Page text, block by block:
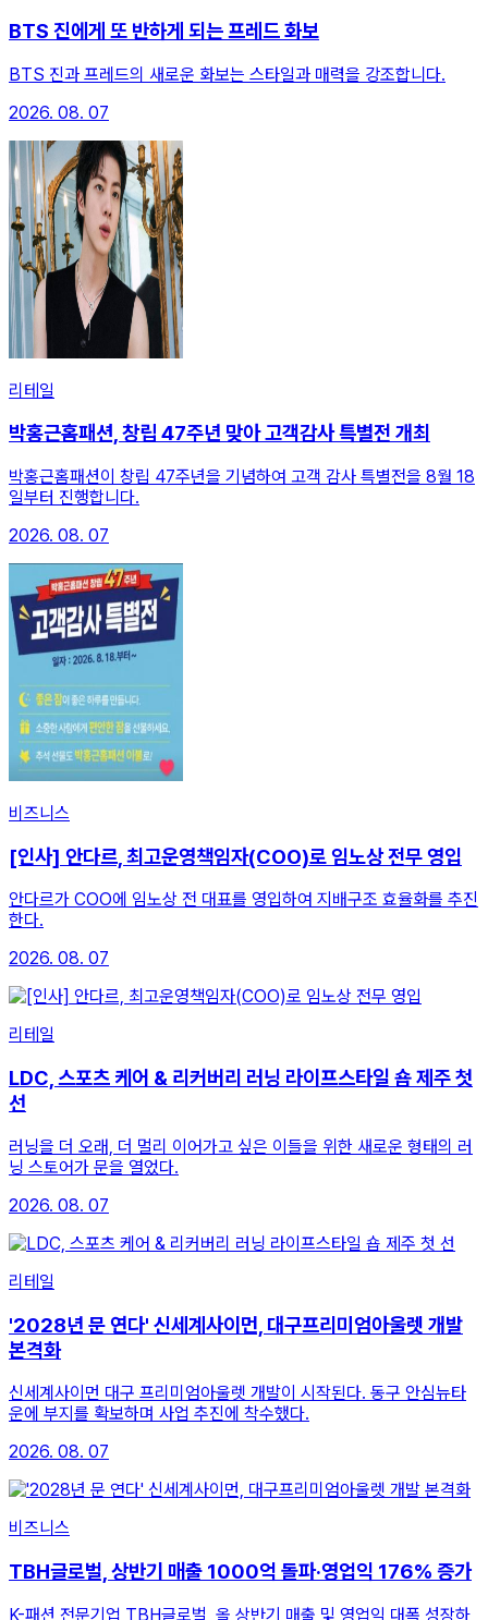
BTS 진에게 또 반하게 되는 프레드 화보
BTS 진과 프레드의 새로운 화보는 스타일과 매력을 강조합니다.
2026. 08. 07
리테일
박홍근홈패션, 창립 47주년 맞아 고객감사 특별전 개최
박홍근홈패션이 창립 47주년을 기념하여 고객 감사 특별전을 8월 18
일부터 진행합니다.
2026. 08. 07
비즈니스
[인사] 안다르, 최고운영책임자(COO)로 임노상 전무 영입
안다르가 COO에 임노상 전 대표를 영입하여 지배구조 효율화를 추진
한다.
2026. 08. 07
리테일
LDC, 스포츠 케어 & 리커버리 러닝 라이프스타일 숍 제주 첫
선
러닝을 더 오래, 더 멀리 이어가고 싶은 이들을 위한 새로운 형태의 러
닝 스토어가 문을 열었다.
2026. 08. 07
리테일
'2028년 문 연다' 신세계사이먼, 대구프리미엄아울렛 개발
본격화
신세계사이먼 대구 프리미엄아울렛 개발이 시작된다. 동구 안심뉴타
운에 부지를 확보하며 사업 추진에 착수했다.
2026. 08. 07
비즈니스
TBH글로벌, 상반기 매출 1000억 돌파·영업익 176% 증가
K-패션 전문기업 TBH글로벌, 올 상반기 매출 및 영업익 대폭 성장하